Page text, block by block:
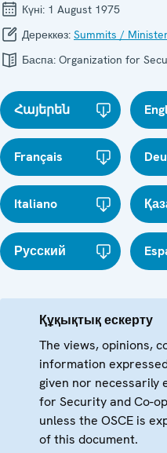
Күні: 1 August 1975
Дереккөз: Summits /
Баспа: Organization for
Հայերեն
Français
Italiano
Русский
Құқықтық ескерту
The views, opinions,
information
given nor necessarily
for Security and Co-
unless the OSCE is
of this document.